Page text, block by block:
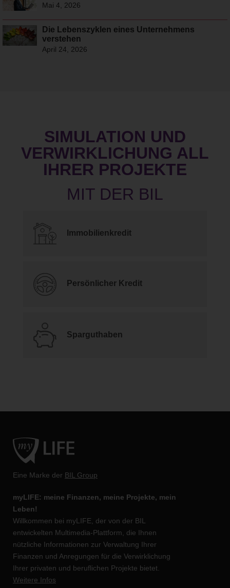
Mai 4, 2026
Die Lebenszyklen eines Unternehmens
verstehen
April 24, 2026
SIMULATION UND
VERWIRKLICHUNG ALL
IHRER PROJEKTE
Immobilienkredit
Persönlicher Kredit
Sparguthaben
Eine Marke der BIL Group
myLIFE: meine Finanzen, meine Projekte, mein
Leben!
Willkommen bei myLIFE, der von der BIL
entwickelten Multimedia-Plattform, die Ihnen
nützliche Informationen zur Verwaltung Ihrer
Finanzen und Anregungen für die Verwirklichung
Ihrer privaten und beruflichen Projekte bietet.
Weitere Infos